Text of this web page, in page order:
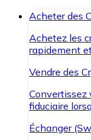
Acheter des
Achetez les
rapidement
Vendre des
Convertissez
fiduciaire
Échanger